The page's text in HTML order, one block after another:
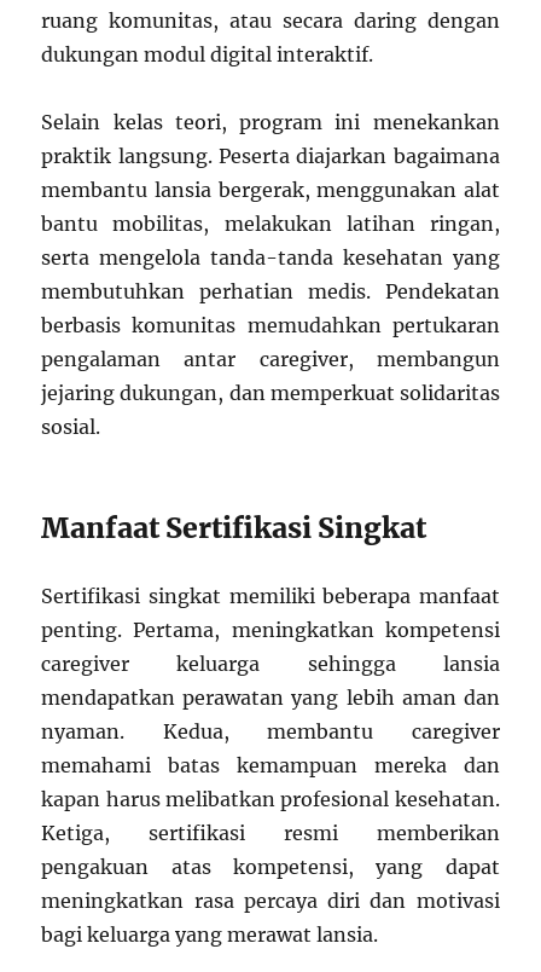
ruang komunitas, atau secara daring dengan
dukungan modul digital interaktif.
Selain kelas teori, program ini menekankan
praktik langsung. Peserta diajarkan bagaimana
membantu lansia bergerak, menggunakan alat
bantu mobilitas, melakukan latihan ringan,
serta mengelola tanda-tanda kesehatan yang
membutuhkan perhatian medis. Pendekatan
berbasis komunitas memudahkan pertukaran
pengalaman antar caregiver, membangun
jejaring dukungan, dan memperkuat solidaritas
sosial.
Manfaat Sertifikasi Singkat
Sertifikasi singkat memiliki beberapa manfaat
penting. Pertama, meningkatkan kompetensi
caregiver keluarga sehingga lansia
mendapatkan perawatan yang lebih aman dan
nyaman. Kedua, membantu caregiver
memahami batas kemampuan mereka dan
kapan harus melibatkan profesional kesehatan.
Ketiga, sertifikasi resmi memberikan
pengakuan atas kompetensi, yang dapat
meningkatkan rasa percaya diri dan motivasi
bagi keluarga yang merawat lansia.